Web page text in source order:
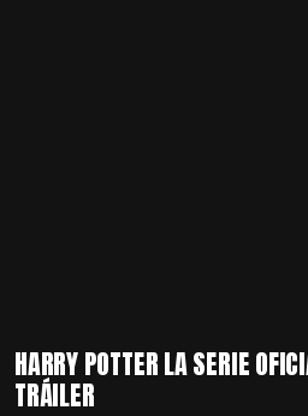
HARRY POTTER LA SERIE
TRÁILER